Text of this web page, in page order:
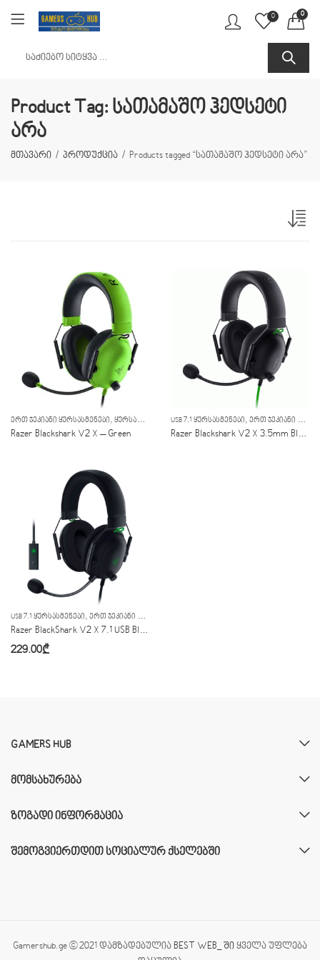
0 0
Product Tag: სათამაშო ჰედსეტი
არა
მთავარი პროდუქცია Products tagged “სათამაშო ჰედსეტი არა”
ᲔᲠᲗ ᲯᲔᲙᲘᲐᲜᲘ ᲧᲣᲠᲡᲐᲡᲛᲔᲜᲔᲑᲘ, ᲧᲣᲠᲡᲐᲡᲛᲔᲜᲔᲑᲘ
Razer Blackshark V2 X – Green
USB 7.1 ᲧᲣᲠᲡᲐᲡᲛᲔᲜᲔᲑᲘ, ᲔᲠᲗ ᲯᲔᲙᲘᲐᲜᲘ ᲧᲣᲠᲡᲐᲡᲛᲔᲜᲔᲑᲘ
Razer Blackshark V2 X 3.5mm Black
USB 7.1 ᲧᲣᲠᲡᲐᲡᲛᲔᲜᲔᲑᲘ, ᲔᲠᲗ ᲯᲔᲙᲘᲐᲜᲘ ᲧᲣᲠᲡᲐᲡᲛᲔᲜᲔᲑᲘ
Razer BlackShark V2 X 7.1 USB Black
229.00₾
GAMERS HUB
ᲛᲝᲛᲡᲐᲮᲣᲠᲔᲑᲐ
ᲖᲝᲒᲐᲓᲘ ᲘᲜᲤᲝᲠᲛᲐᲪᲘᲐ
ᲨᲔᲛᲝᲒᲕᲘᲔᲠᲗᲓᲘᲗ ᲡᲝᲪᲘᲐᲚᲣᲠ ᲥᲡᲔᲚᲔᲑᲨᲘ
Gamershub.ge © 2021 დამზადებულია BEST WEB_ ში ყველა უფლება